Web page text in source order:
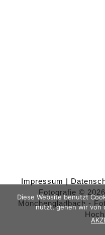
Impressum |
Fotografie ©
Mönchengladbach -
Diese Website benutzt
nutzt, gehen wir von